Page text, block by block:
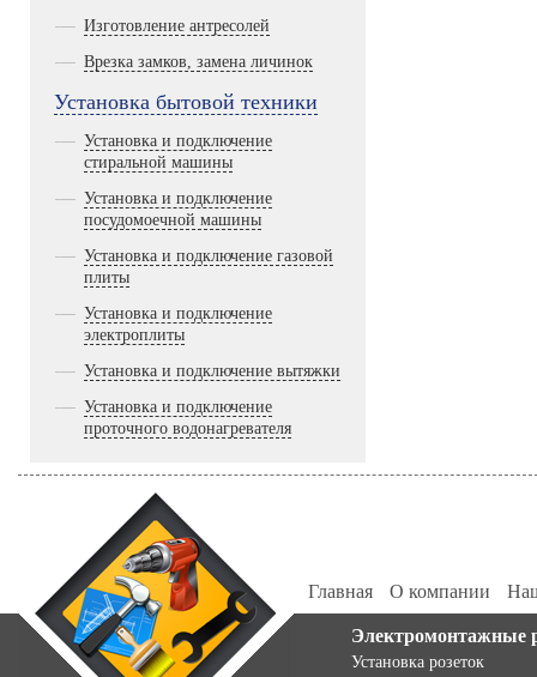
Изготовление антресолей
Врезка замков, замена личинок
Установка бытовой техники
Установка и подключение
стиральной машины
Установка и подключение
посудомоечной машины
Установка и подключение газовой
плиты
Установка и подключение
электроплиты
Установка и подключение вытяжки
Установка и подключение
проточного водонагревателя
Главная О компании
Электромонтажные
Установка розеток